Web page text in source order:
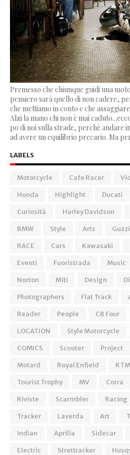
Premesso che chiunque guidi una
pensiero sarà quello di non cadere,
che mettiamo in conto e che
Alzi la mano chi non è mai
po di noi sulla strade, perchè andare
ad avere un equilibrio precario. Ma
LABELS
Motorcycle Cafe Racer
Honda
Highlight Ducati
Curiosità
Harley Davidson
BMW
Style Arts Guzzi
RACE
Cars Kawasaki
Eventi
Fuoristrada Music
Norton
Miti Design
Photographers
Flat Track
Reader
People CB Four
LOCATION
Style Motorcycle
COMICS
Scooter Project
Motard
Royal Enfield KTM
Tourist Trophy
MV Corra
Riviste
Scarmbler Racing
Tracker
Laverda Art
Indian
Aprilia Sidecar
Electric
Strettracker